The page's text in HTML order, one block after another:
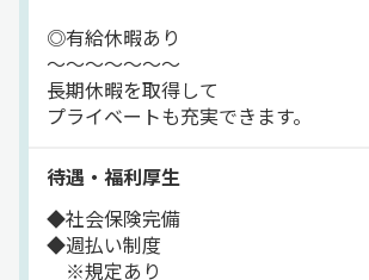
◎有給休暇あり
～～～～～～～
長期休暇を取得して
プライベートも充実できます。
待遇・福利厚生
◆社会保険完備
◆週払い制度
※規定あり